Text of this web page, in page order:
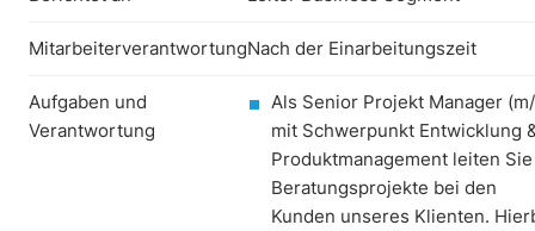
MitarbeiterverantwortungNach der Einarbeitungszeit
Aufgaben und
Verantwortung
Als Senior Projekt Manager
mit Schwerpunkt Entwicklung
Produktmanagement leiten Sie
Beratungsprojekte bei den
Kunden unseres Klienten.